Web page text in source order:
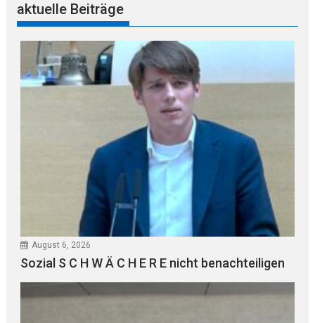
aktuelle Beiträge
August 6, 2026
Sozial S C H W Ä C H E R E nicht benachteiligen